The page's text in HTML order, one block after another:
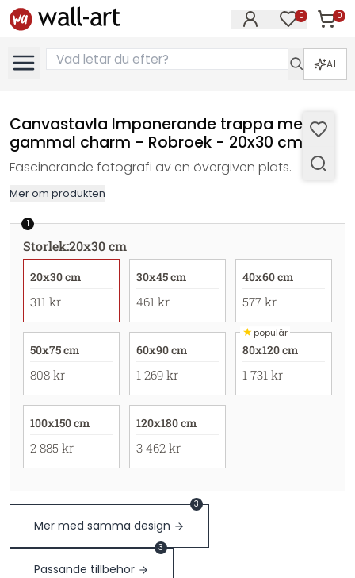
0 0
AI
Canvastavla Imponerande trappa med
gammal charm - Robroek - 20x30 cm
Fascinerande fotografi av en övergiven plats.
Mer om produkten
1
Storlek:20x30 cm
20x30 cm
311 kr
30x45 cm
461 kr
40x60 cm
577 kr
50x75 cm
808 kr
60x90 cm
1 269 kr
★populär
80x120 cm
1 731 kr
100x150 cm
2 885 kr
120x180 cm
3 462 kr
Mer med samma design
3
Passande tillbehör
3